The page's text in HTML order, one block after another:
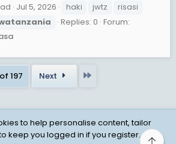
Jul 5, 2026 haki jwtz
risasi
Replies: 0 Forum:
197 Next
to help personalise content, tailor
keep you logged in if you register.
Top